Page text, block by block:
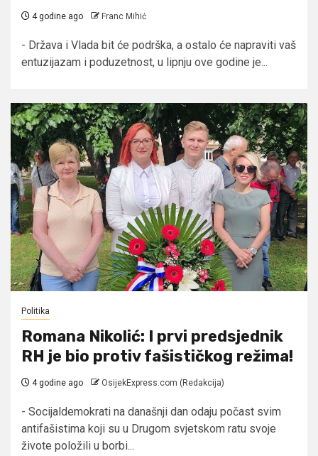
4 godine ago Franc Mihić
- Država i Vlada bit će podrška, a ostalo će napraviti vaš
entuzijazam i poduzetnost, u lipnju ove godine je...
Politika
Romana Nikolić: I prvi predsjednik
RH je bio protiv fašističkog režima!
4 godine ago OsijekExpress.com (Redakcija)
- Socijaldemokrati na današnji dan odaju počast svim
antifašistima koji su u Drugom svjetskom ratu svoje
živote položili u borbi...